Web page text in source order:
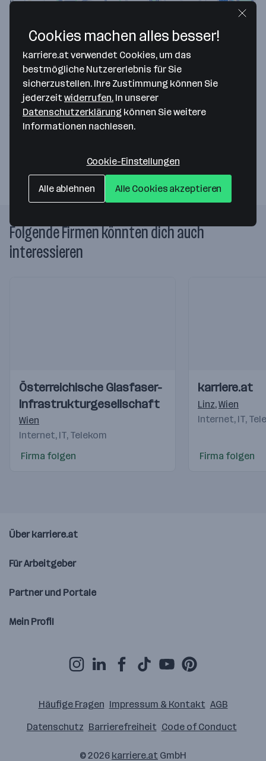
Map data ©2026 Google
CYLEDGE Media GmbH
Absberggasse 27/1/3
1100 Wien— Route berechnen
Folgende Firmen könnten dich auch
interessieren
Videos
Einblicke
Einblicke
Österreichische Glasfaser-
Infrastrukturgesellschaft
Wien
Internet, IT, Telekom
Firma folgen
Videos
Einblicke
Einblicke
karriere.at
Linz,Wien
Internet, IT,
Firma folgen
Über karriere.at
Für Arbeitgeber
Partner und Portale
Mein Profil
Häufige Fragen Impressum & Kontakt AGB
Datenschutz Barrierefreiheit Code of Conduct
© 2026 karriere.at GmbH
Cookies machen alles besser!
karriere.at verwendet Cookies, um das
bestmögliche Nutzererlebnis für Sie
sicherzustellen. Ihre Zustimmung können Sie
jederzeit widerrufen. In unserer
Datenschutzerklärung können Sie weitere
Informationen nachlesen.
Cookie-Einstellungen
Alle ablehnen Alle Cookies akzeptieren